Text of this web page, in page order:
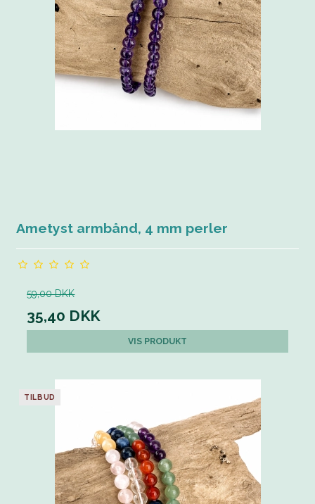
Ametyst armbånd, 4 mm perler
59,00 DKK
35,40 DKK
VIS PRODUKT
TILBUD